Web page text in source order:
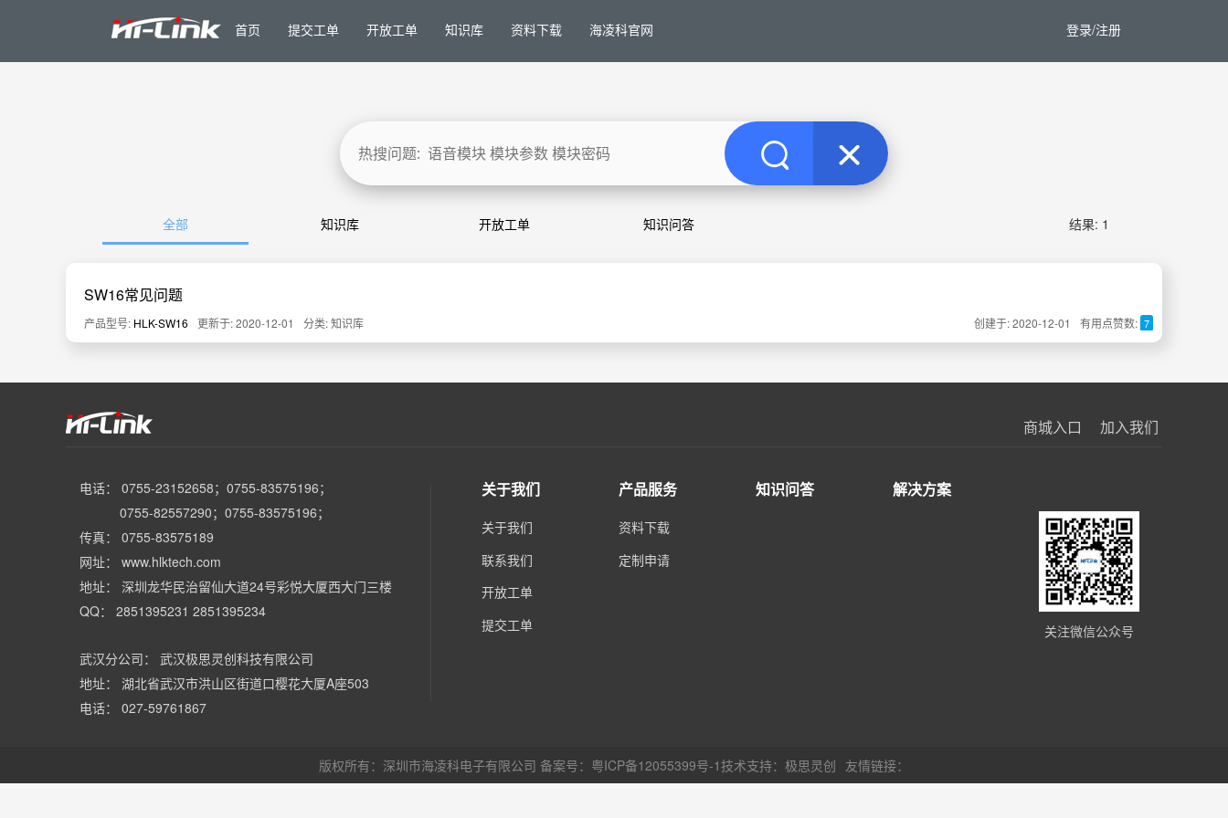
首页 提交工单 开放工单 知识库 资料下载 海凌科官网 登录/注册
全部 知识库 开放工单 知识问答 结果: 1
SW16常见问题
产品型号: HLK-SW16 更新于: 2020-12-01 分类: 知识库 有用点赞数: 7
创建于: 2020-12-01
商城入口 加入我们
电话： 0755-23152658；0755-83575196；
0755-82557290；0755-83575196；
传真： 0755-83575189
网址： www.hlktech.com
地址： 深圳龙华民治留仙大道24号彩悦大厦西大门三楼
QQ： 2851395231 2851395234
武汉分公司： 武汉极思灵创科技有限公司
地址： 湖北省武汉市洪山区街道口樱花大厦A座503
电话： 027-59761867
关于我们
关于我们
联系我们
开放工单
提交工单
产品服务
资料下载
定制申请
知识问答 解决方案
关注微信公众号
版权所有：深圳市海凌科电子有限公司 备案号：粤ICP备12055399号-1技术支持： 极思灵创 友情链接：